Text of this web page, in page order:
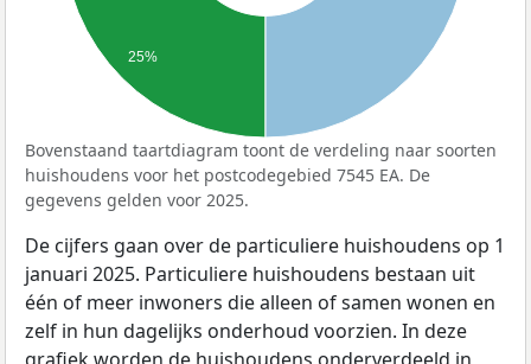
25%
Bovenstaand taartdiagram toont de verdeling naar soorten
huishoudens voor het postcodegebied 7545 EA. De
gegevens gelden voor 2025.
De cijfers gaan over de particuliere huishoudens op 1
januari 2025. Particuliere huishoudens bestaan uit
één of meer inwoners die alleen of samen wonen en
zelf in hun dagelijks onderhoud voorzien. In deze